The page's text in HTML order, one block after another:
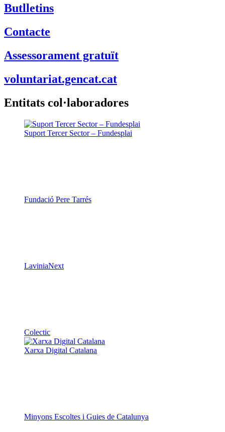
Butlletins
Contacte
Assessorament gratuït
voluntariat.gencat.cat
Entitats col·laboradores
Suport Tercer Sector – Fundesplai
Fundació Pere Tarrés
LaviniaNext